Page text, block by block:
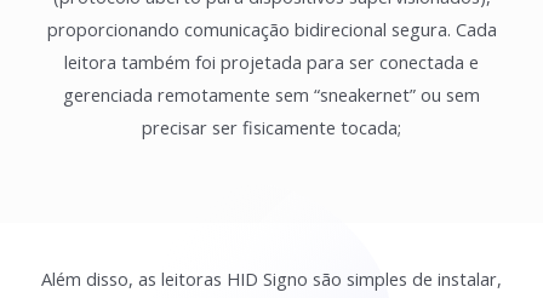
proporcionando comunicação bidirecional segura. Cada
leitora também foi projetada para ser conectada e
gerenciada remotamente sem “sneakernet” ou sem
precisar ser fisicamente tocada;
Além disso, as leitoras HID Signo são simples de instalar,